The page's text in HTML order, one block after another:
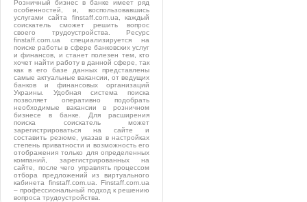
Розничный бизнес в банке имеет ряд
особенностей, и, воспользовавшись
услугами сайта finstaff.com.ua, каждый
соискатель сможет решить вопрос
своего трудоустройства. Ресурс
finstaff.com.ua специализируется на
поиске работы в сфере банковских услуг
и финансов, и станет полезен тем, кто
хочет найти работу в данной сфере, так
как в его базе данных представлены
самые актуальные вакансии, от ведущих
банков и финансовых организаций
Украины. Удобная система поиска
позволяет оперативно подобрать
необходимые вакансии в розничном
бизнесе в банке. Для расширения
поиска соискатель может
зарегистрироваться на сайте и
составить резюме, указав в настройках
степень приватности и возможность его
отображения только для определенных
компаний, зарегистрированных на
сайте, после чего управлять процессом
отбора предложений из виртуального
кабинета finstaff.com.ua. Finstaff.com.ua
– профессиональный подход к решению
вопроса трудоустройства.